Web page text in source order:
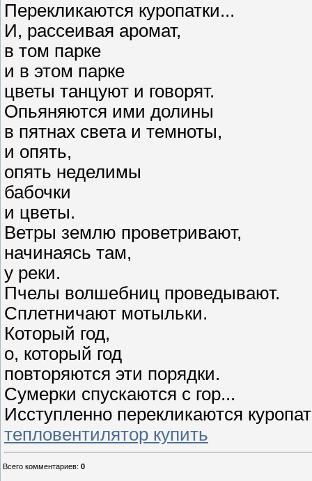
Перекликаются куропатки...
И, рассеивая аромат,
в том парке
и в этом парке
цветы танцуют и говорят.
Опьяняются ими долины
в пятнах света и темноты,
и опять,
опять неделимы
бабочки
и цветы.
Ветры землю проветривают,
начинаясь там,
у реки.
Пчелы волшебниц проведывают.
Сплетничают мотыльки.
Который год,
о, который год
повторяются эти порядки.
Сумерки спускаются с гор...
Исступленно перекликаются
тепловентилятор купить
Всего комментариев: 0